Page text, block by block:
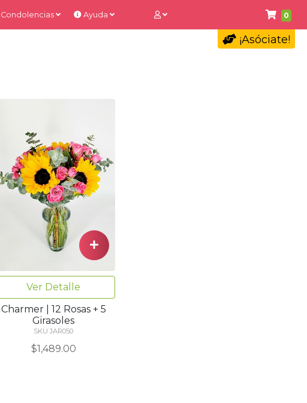
0
Condolencias Ayuda
¡Asóciate!
Ver Detalle
Charmer | 12 Rosas + 5
Girasoles
SKU JAR050
$1,489.00